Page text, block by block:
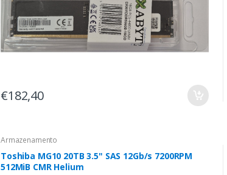
€182,40
Armazenamento
Toshiba MG10 20TB 3.5" SAS 12Gb/s 7200RPM
512MiB CMR Helium